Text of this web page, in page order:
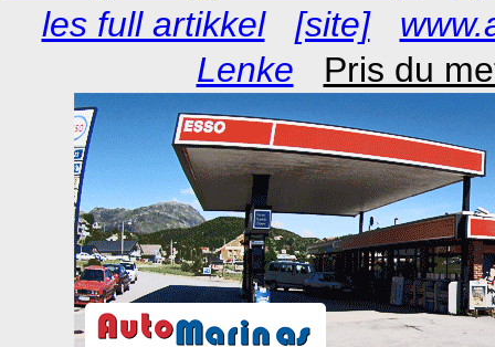
les full artikkel
[site]
Lenke
Pris du